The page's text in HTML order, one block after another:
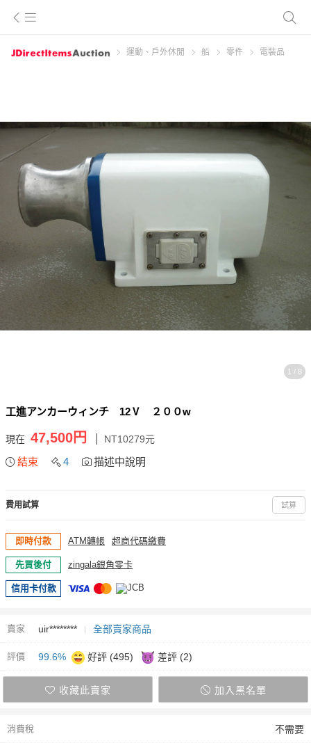
運動、戶外休閒 船 零件 電裝品
1 / 8
工進アンカーウィンチ 12Ⅴ ２００w
現在 47,500円 NT10279元
結束 4 描述中說明
費用試算 試算
即時付款 ATM轉帳 超商代碼繳費
先買後付 zingala銀角零卡
信用卡付款
賣家 uir******** 全部賣家商品
評價 99.6% 好評 (495) 差評 (2)
收藏此賣家 加入黑名單
消費稅 不需要